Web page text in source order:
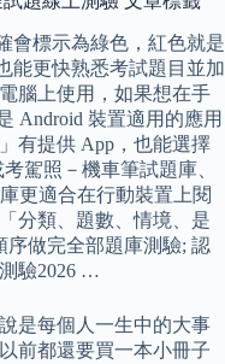
會標示為綠色，紅色就是
能更快熟悉考試題目並加
腦上使用，如果想在手
Android 裝置適用的應用
有提供 App，也能選擇
駕照－機車筆試題庫、
更適合在行動裝置上閱
分類、題數、情境、是
序做完全部題庫測驗; 認
驗2026 …
是每個人一生中的大事
前都還要買一本小冊子